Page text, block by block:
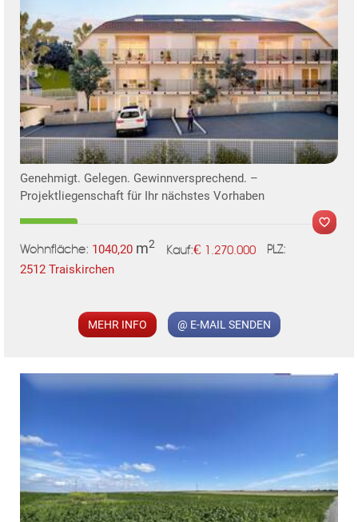
KLIS
Genehmigt. Gelegen. Gewinnversprechend. –
Projektliegenschaft für Ihr nächstes Vorhaben
Wohnfläche: 1040,20 m2 Kauf:€ 1.270.000 PLZ:
2512 Traiskirchen
MEHR INFO @ E-MAIL SENDEN